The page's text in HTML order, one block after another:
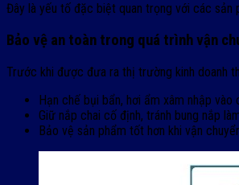
Đây là yếu tố đặc biệt quan trọng với các sản
Bảo vệ an toàn trong quá trình vận
Trước khi được đưa ra thị trường kinh doanh
Hạn chế bụi bẩn, hơi ẩm xâm nhập vào
Giữ nắp chai cố định, tránh bung nắp
Bảo vệ sản phẩm tốt hơn khi vận